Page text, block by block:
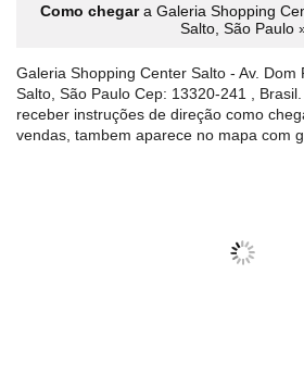
Como chegara Galeria Shopping
Salto, São Paulo
Galeria Shopping Center Salto - Av.
Salto, São Paulo Cep: 13320-241 ,
receber instruções de direção como
vendas, tambem aparece no mapa com